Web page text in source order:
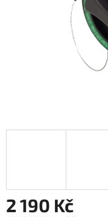
2 190 Kč